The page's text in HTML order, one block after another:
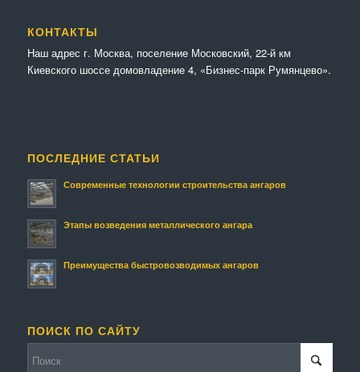
КОНТАКТЫ
Наш адрес г. Москва, поселение Московский, 22-й км
Киевского шоссе домовладение 4, «Бизнес-парк Румянцево».
ПОСЛЕДНИЕ СТАТЬИ
Современные технологии строительства ангаров
Этапы возведения металлического ангара
Преимущества быстровозводимых ангаров
ПОИСК ПО САЙТУ